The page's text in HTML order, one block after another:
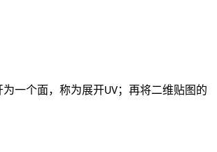
一个面，称为展开UV；再将二维贴图的